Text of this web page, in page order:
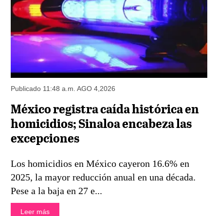
Publicado 11:48 a.m. AGO 4,2026
México registra caída histórica en
homicidios; Sinaloa encabeza las
excepciones
Los homicidios en México cayeron 16.6% en
2025, la mayor reducción anual en una década.
Pese a la baja en 27 e...
Leer más